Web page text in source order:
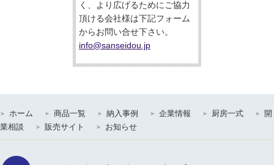
く、より広げるためにご協力
頂ける会社様は下記フォーム
からお問い合せ下さい。
info@sanseidou.jp
ホーム 商品一覧 納入事例 企業情報 厨房一式
開
業相談
販売サイト お知らせ